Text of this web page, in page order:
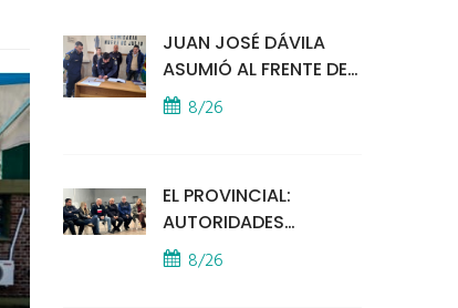
JUAN JOSÉ DÁVILA
ASUMIÓ AL FRENTE DE
LA POLICÍA COMUNAL
8/26
EL PROVINCIAL:
AUTORIDADES
MUNICIPALES
MANTUVIERON UN
8/26